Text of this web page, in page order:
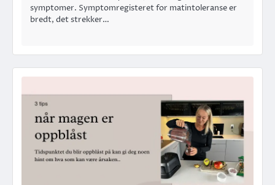
symptomer. Symptomregisteret for matintoleranse er
bredt, det strekker…